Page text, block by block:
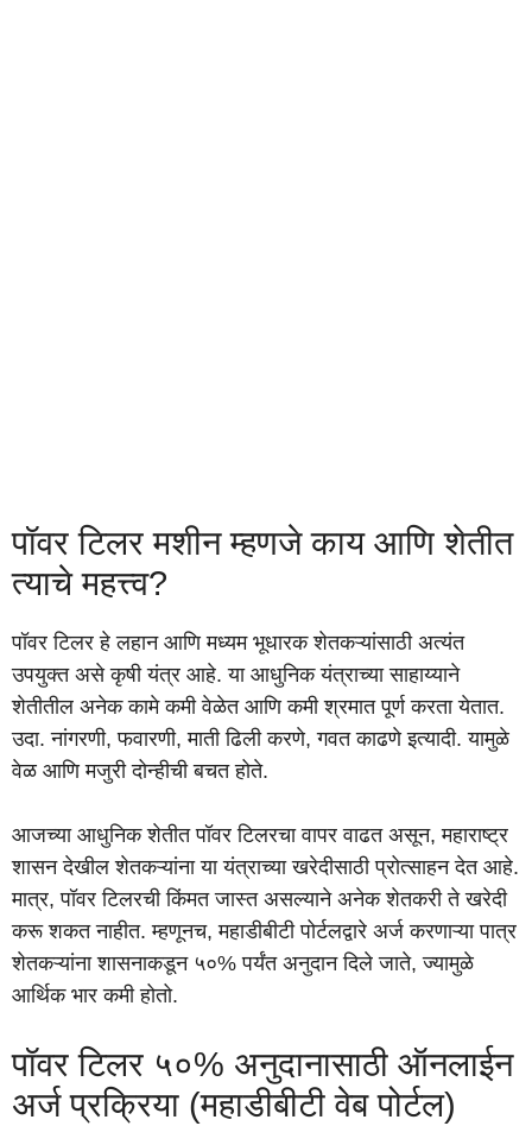
पॉवर टिलर मशीन म्हणजे काय आणि शेतीत
त्याचे महत्त्व?
पॉवर टिलर हे लहान आणि मध्यम भूधारक शेतकऱ्यांसाठी अत्यंत
उपयुक्त असे कृषी यंत्र आहे. या आधुनिक यंत्राच्या साहाय्याने
शेतीतील अनेक कामे कमी वेळेत आणि कमी श्रमात पूर्ण करता येतात.
उदा. नांगरणी, फवारणी, माती ढिली करणे, गवत काढणे इत्यादी. यामुळे
वेळ आणि मजुरी दोन्हीची बचत होते.
आजच्या आधुनिक शेतीत पॉवर टिलरचा वापर वाढत असून, महाराष्ट्र
शासन देखील शेतकऱ्यांना या यंत्राच्या खरेदीसाठी प्रोत्साहन देत आहे.
मात्र, पॉवर टिलरची किंमत जास्त असल्याने अनेक शेतकरी ते खरेदी
करू शकत नाहीत. म्हणूनच, महाडीबीटी पोर्टलद्वारे अर्ज करणाऱ्या पात्र
शेतकऱ्यांना शासनाकडून ५०% पर्यंत अनुदान दिले जाते, ज्यामुळे
आर्थिक भार कमी होतो.
पॉवर टिलर ५०% अनुदानासाठी ऑनलाईन
अर्ज प्रक्रिया (महाडीबीटी वेब पोर्टल)